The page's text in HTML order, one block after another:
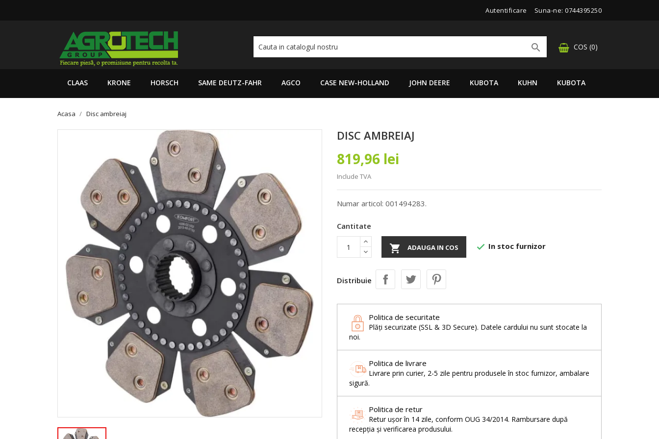
Autentificare Suna-ne: 0744395250
COS (0)

CLAAS KRONE HORSCH SAME DEUTZ-FAHR AGCO CASE NEW-HOLLAND JOHN DEERE KUBOTA KUHN KUBOTA
Acasa Disc ambreiaj
DISC AMBREIAJ
819,96 lei
Include TVA
Numar articol: 001494283.
Cantitate
 ADAUGA IN COS  In stoc furnizor
Distribuie
Politica de securitate
Plăți securizate (SSL & 3D Secure). Datele cardului nu sunt stocate la
noi.
Politica de livrare
Livrare prin curier, 2-5 zile pentru produsele în stoc furnizor, ambalare
sigură.
Politica de retur
Retur ușor în 14 zile, conform OUG 34/2014. Rambursare după
recepția și verificarea produsului.